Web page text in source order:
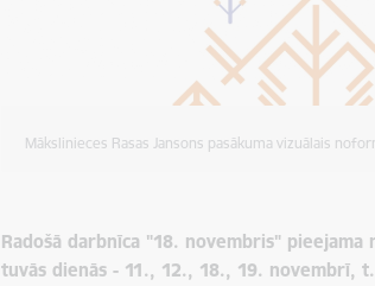
Mākslinieces Rasas Jansons pasākuma vizuālais
Radošā darbnīca "18. novembris"
tuvās dienās - 11., 12., 18., 19. novembrī,